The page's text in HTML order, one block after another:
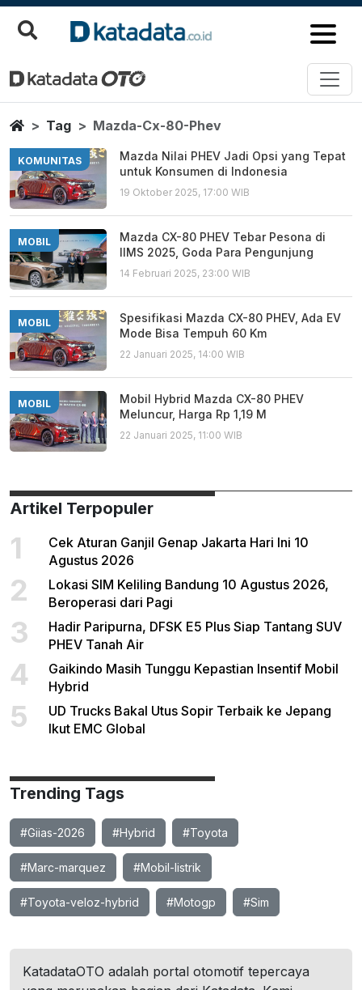
Mazda Cx 80 Phev
Berita Terbaru
HomeTag Mazda-Cx-80-Phev
KOMUNITAS
Mazda Nilai PHEV Jadi Opsi yang Tepat
untuk Konsumen di Indonesia
19 Oktober 2025, 17:00 WIB
MOBIL
Mazda CX-80 PHEV Tebar Pesona di
IIMS 2025, Goda Para Pengunjung
14 Februari 2025, 23:00 WIB
MOBIL
Spesifikasi Mazda CX-80 PHEV, Ada EV
Mode Bisa Tempuh 60 Km
22 Januari 2025, 14:00 WIB
MOBIL
Mobil Hybrid Mazda CX-80 PHEV
Meluncur, Harga Rp 1,19 M
22 Januari 2025, 11:00 WIB
Artikel Terpopuler
1
Cek Aturan Ganjil Genap Jakarta Hari Ini 10
Agustus 2026
2
Lokasi SIM Keliling Bandung 10 Agustus 2026,
Beroperasi dari Pagi
3
Hadir Paripurna, DFSK E5 Plus Siap Tantang SUV
PHEV Tanah Air
4
Gaikindo Masih Tunggu Kepastian Insentif Mobil
Hybrid
5
UD Trucks Bakal Utus Sopir Terbaik ke Jepang
Ikut EMC Global
Trending Tags
#Giias-2026 #Hybrid #Toyota
#Marc-marquez #Mobil-listrik
#Toyota-veloz-hybrid #Motogp #Sim
KatadataOTO adalah portal otomotif tepercaya